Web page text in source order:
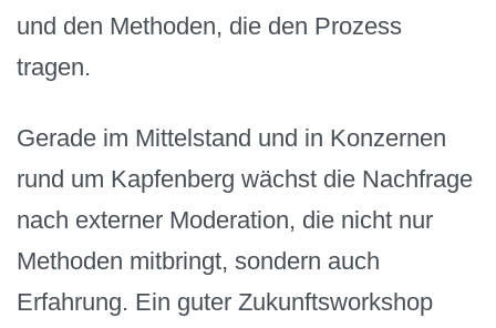
und den Methoden, die den Prozess
tragen.
Gerade im Mittelstand und in Konzernen
rund um Kapfenberg wächst die Nachfrage
nach externer Moderation, die nicht nur
Methoden mitbringt, sondern auch
Erfahrung. Ein guter Zukunftsworkshop